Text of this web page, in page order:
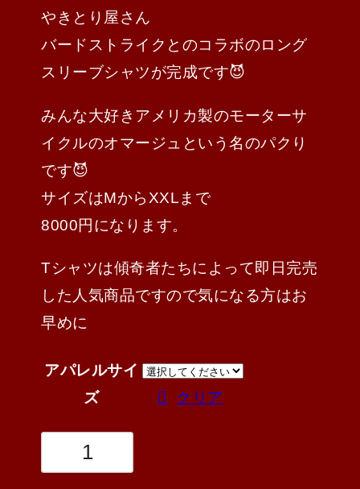
やきとり屋さん
バードストライクとのコラボのロング
スリーブシャツが完成です😈
みんな大好きアメリカ製のモーターサ
イクルのオマージュという名のパクり
です😈
サイズはMからXXLまで
8000円になります。
Tシャツは傾奇者たちによって即日完売
した人気商品ですので気になる方はお
早めに
アパレルサイ
ズ
クリア